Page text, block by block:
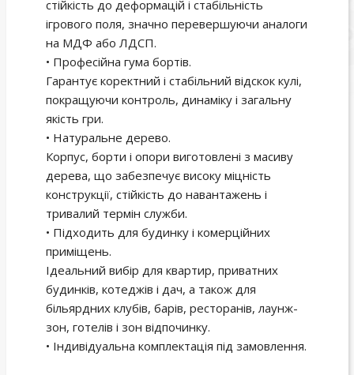
стійкість до деформацій і стабільність
ігрового поля, значно перевершуючи аналоги
на МДФ або ЛДСП.
• Професійна гума бортів.
Гарантує коректний і стабільний відскок кулі,
покращуючи контроль, динаміку і загальну
якість гри.
• Натуральне дерево.
Корпус, борти і опори виготовлені з масиву
дерева, що забезпечує високу міцність
конструкції, стійкість до навантажень і
тривалий термін служби.
• Підходить для будинку і комерційних
приміщень.
Ідеальний вибір для квартир, приватних
будинків, котеджів і дач, а також для
більярдних клубів, барів, ресторанів, лаунж-
зон, готелів і зон відпочинку.
• Індивідуальна комплектація під замовлення.